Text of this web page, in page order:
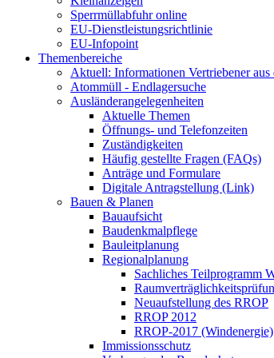
Sperrmüllabfuhr online
EU-Dienstleistungsrichtlinie
EU-Infopoint
Themenbereiche
Aktuell: Informationen Vertriebener aus
Atommüll - Endlagersuche
Ausländerangelegenheiten
Aktuelle Themen
Öffnungs- und Telefonzeiten
Zuständigkeiten
Häufig gestellte Fragen (FAQs)
Anträge und Formulare
Digitale Antragstellung (Link)
Bauen & Planen
Bauaufsicht
Baudenkmalpflege
Bauleitplanung
Regionalplanung
Sachliches Teilprogramm
Neuaufstellung des RROP
RROP 2012
RROP-2017 (Windenergie)
Immissionsschutz